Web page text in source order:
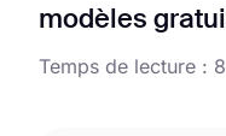
modèles
Temps de lecture :